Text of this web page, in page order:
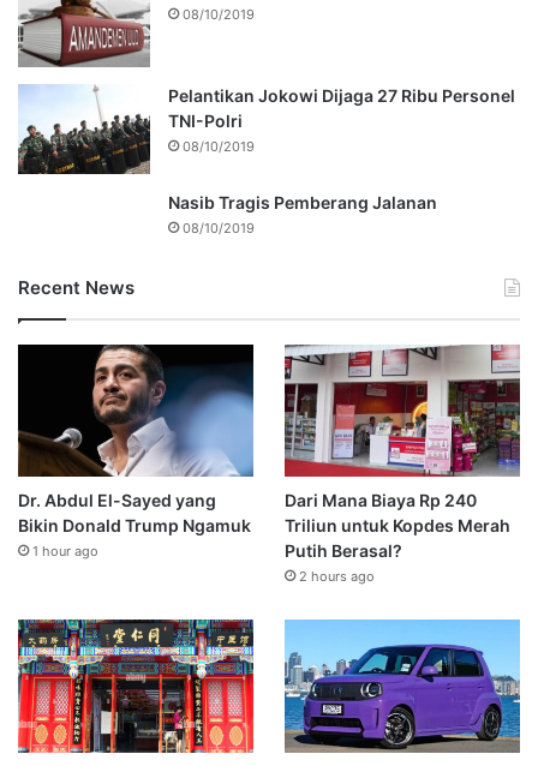
08/10/2019
Pelantikan Jokowi Dijaga 27 Ribu Personel
TNI-Polri
08/10/2019
Nasib Tragis Pemberang Jalanan
08/10/2019
Recent News
Dr. Abdul El-Sayed yang
Bikin Donald Trump Ngamuk
1 hour ago
Dari Mana Biaya Rp 240
Triliun untuk Kopdes Merah
Putih Berasal?
2 hours ago